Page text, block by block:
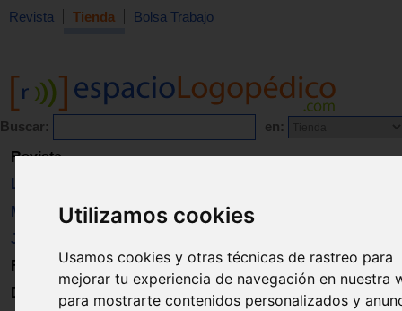
Utilizamos cookies
Usamos cookies y otras técnicas de rastreo para
mejorar tu experiencia de navegación en nuestra
para mostrarte contenidos personalizados y
Revista Tienda Bolsa Trabajo
Buscar: en:
Revista
Libros
Material
Juguetes
Formación
Directorio